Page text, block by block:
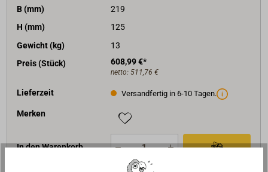
B (mm)
219
H (mm)
125
Gewicht (kg)
13
Preis (Stück)
608,99 €*
netto: 511,76 €
Lieferzeit Versandfertig in 6-10 Tagen.
Merken
In den Warenkorb